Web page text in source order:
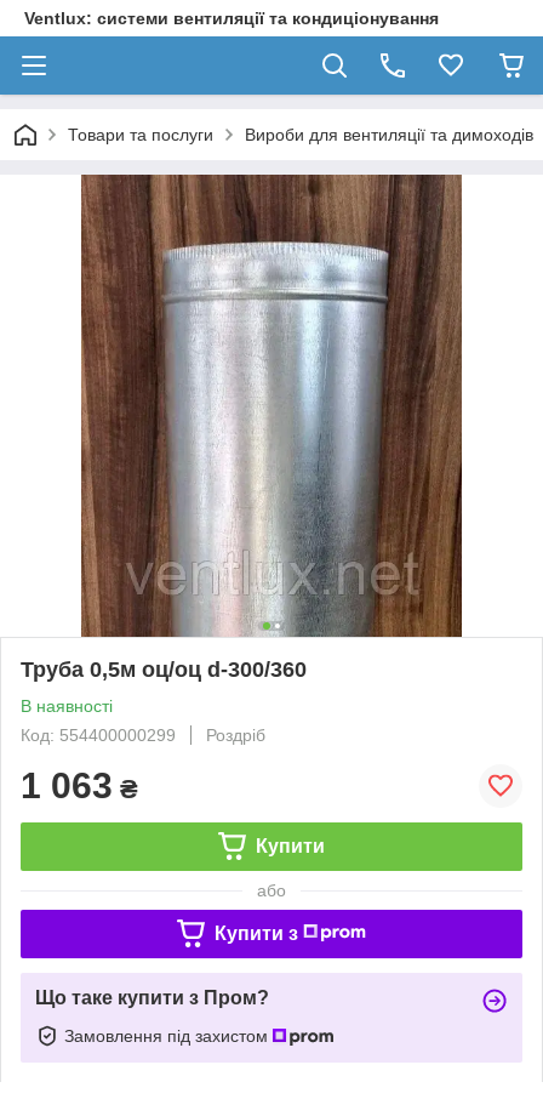
Ventlux: системи вентиляції та кондиціонування
Товари та послуги Вироби для вентиляції та димоходів
Труба 0,5м оц/оц d-300/360
В наявності
Код: 554400000299
Роздріб
1 063 ₴
Купити
або
Купити з
Що таке купити з Пром?
Замовлення під захистом